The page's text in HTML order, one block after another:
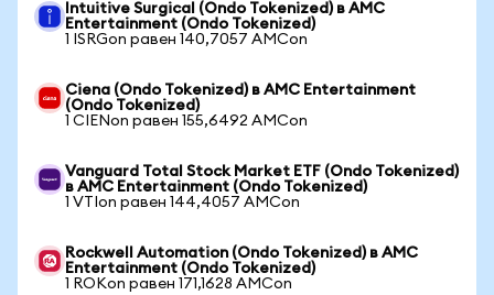
Intuitive Surgical (Ondo Tokenized) в AMC
Entertainment (Ondo Tokenized)
1 ISRGon равен 140,7057 AMCon
Ciena (Ondo Tokenized) в AMC Entertainment
(Ondo Tokenized)
1 CIENon равен 155,6492 AMCon
Vanguard Total Stock Market ETF (Ondo Tokenized)
в AMC Entertainment (Ondo Tokenized)
1 VTIon равен 144,4057 AMCon
Rockwell Automation (Ondo Tokenized) в AMC
Entertainment (Ondo Tokenized)
1 ROKon равен 171,1628 AMCon